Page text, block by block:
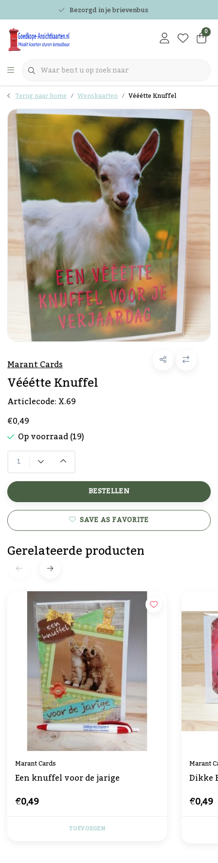
Bezorgd in je brievenbus
0
Terug naar home Wenskaarten Vééétte Knuffel
Marant Cards
Vééétte Knuffel
Articlecode:X.69
€0,49
Op voorraad (19)
BESTELLEN
SAVE AS FAVORITE
Gerelateerde producten
Marant Cards
Een knuffel voor de jarige
€0,49
TOEVOEGEN
Marant
Dikke
€0,49